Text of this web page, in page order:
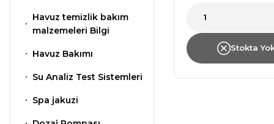
İyon Bağlayıcı
Su Sporları Dünyası
Boru Fittings
Havuz temizlik bakım
malzemeleri Bilgi
Havuz Bakımı
Su Analiz Test Sistemleri
Spa jakuzi
Stokta